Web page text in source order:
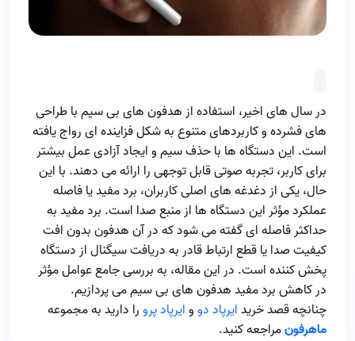
در سال‌ های اخیر، استفاده از هدفون‌ های بی‌ سیم با طراحی‌
های فشرده و کاربردهای متنوع به شکل فزاینده‌ ای رواج یافته
است. این دستگاه‌ ها با حذف سیم و ایجاد آزادی عمل بیشتر
برای کاربر، تجربه صوتی قابل توجهی را ارائه می‌ دهند. با این
حال، یکی از دغدغه‌ های اصلی کاربران، برد مفید یا فاصله
عملکرد مؤثر این دستگاه‌ ها از منبع صدا است. برد مفید به
حداکثر فاصله‌ ای گفته می‌ شود که در آن هدفون بدون افت
کیفیت صدا یا قطع ارتباط قادر به دریافت سیگنال از دستگاه
پخش کننده است. در این مقاله، به بررسی جامع عوامل مؤثر
در کاهش برد مفید هدفون‌ های بی‌ سیم می‌ پردازیم.
چنانچه قصد خریدایرپاد دووایرپاد پرورا دارید به مجموعه
ماهرفونمراجعه کنید.